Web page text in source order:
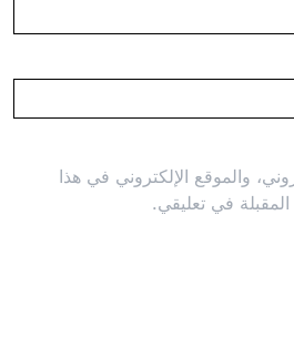
والموقع الإلكتروني في هذا
في تعليقي.